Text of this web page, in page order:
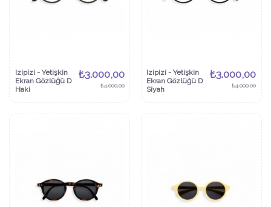
Izipizi - Yetişkin
Ekran Gözlüğü D
Haki
₺3.000,00
₺4.000,00
Izipizi - Yetişkin
Ekran Gözlüğü D
Siyah
₺3.000,00
₺4.000,00